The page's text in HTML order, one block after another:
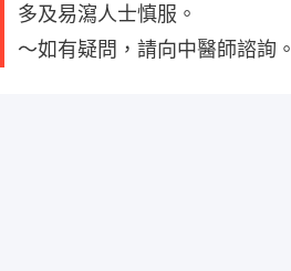
多及易瀉人士慎服。
～如有疑問，請向中醫師諮詢。